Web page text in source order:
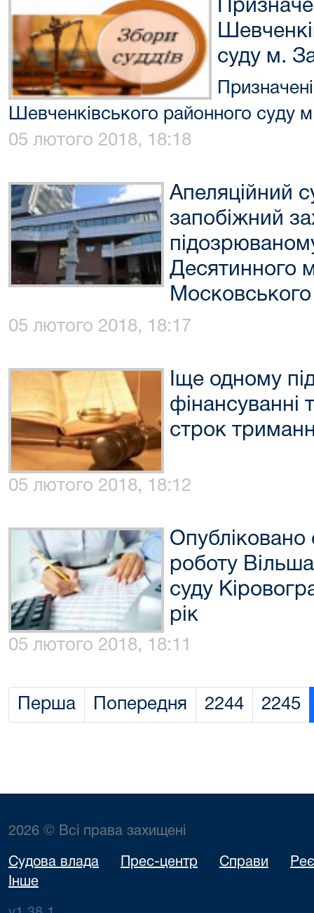
суду м.
Шевченківського районного суду
05 лютого 2018, 18:18
Апеляційний
запобіжний
Десятинного
Московського
05 лютого 2018, 18:17
Іще одному
строк
05 лютого 2018, 18:12
Опубліковано
роботу
суду
рік
05 лютого 2018, 18:11
Перша Попередня 2244 2245
2026 © Всі права захищені
Судова влада Прес-центр Справи
Інше